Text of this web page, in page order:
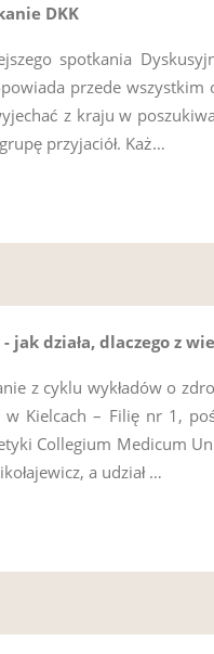
DKK
spotkania
przede wszystkim
z kraju w
przyjaciół. Każ…
- jak działa, dlaczego z
z cyklu wykładów o
w Kielcach – Filię nr 1,
Collegium Medicum
a udział …